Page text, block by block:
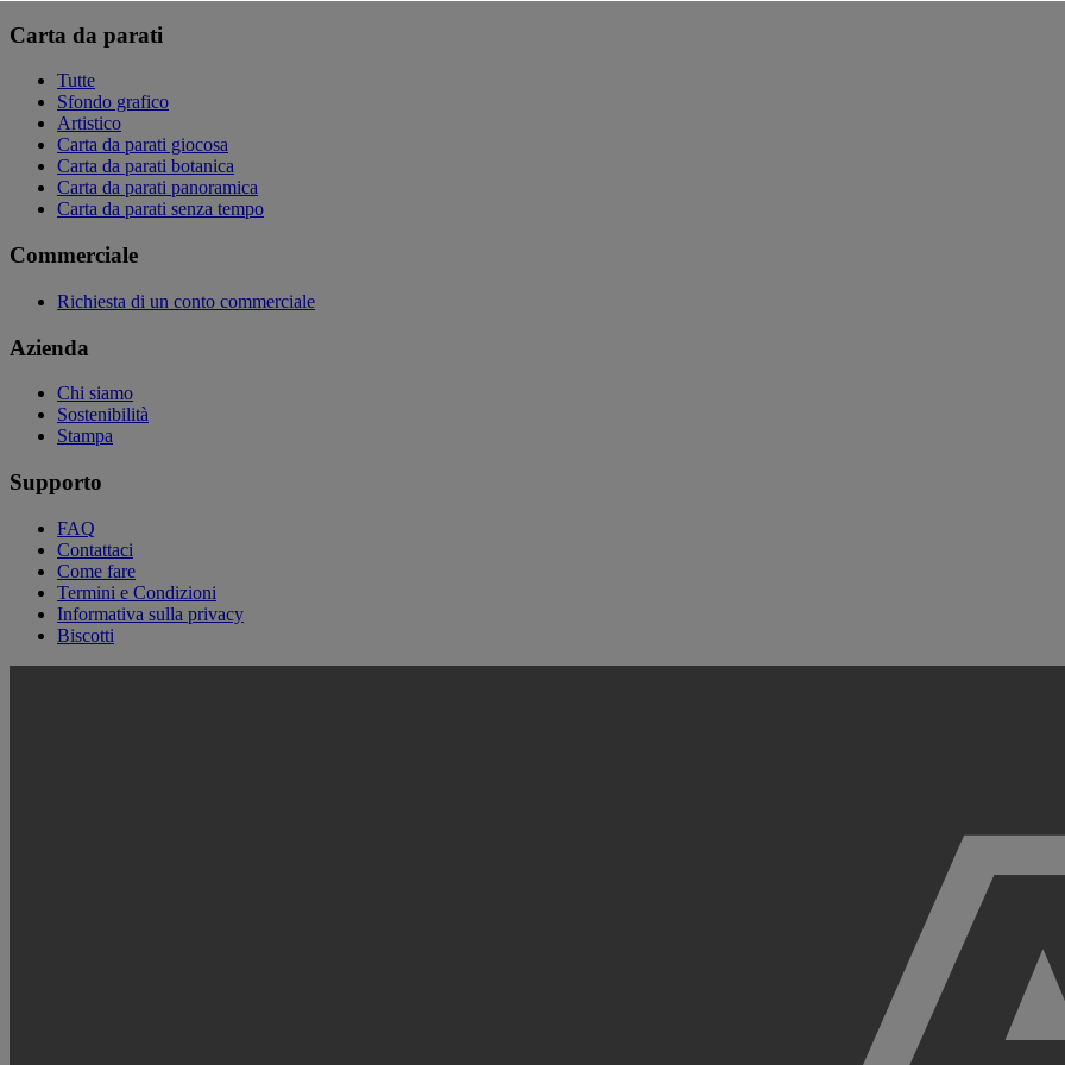
Carta da parati
Tutte
Sfondo grafico
Artistico
Carta da parati giocosa
Carta da parati botanica
Carta da parati panoramica
Carta da parati senza tempo
Commerciale
Richiesta di un conto commerciale
Azienda
Chi siamo
Sostenibilità
Stampa
Supporto
FAQ
Contattaci
Come fare
Termini e Condizioni
Informativa sulla privacy
Biscotti